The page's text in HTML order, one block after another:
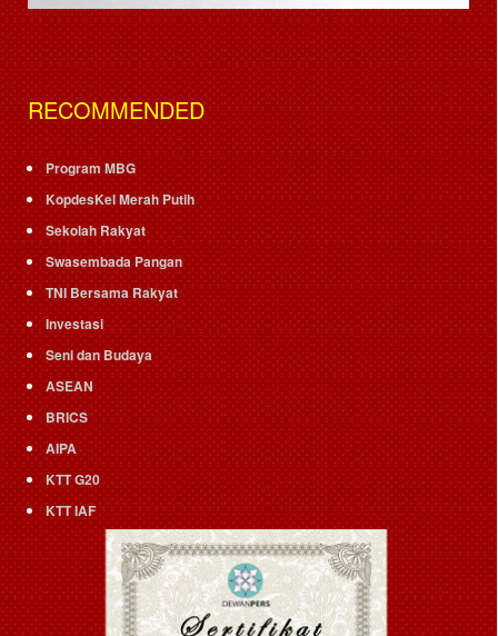
RECOMMENDED
Program MBG
KopdesKel Merah Putih
Sekolah Rakyat
Swasembada Pangan
TNI Bersama Rakyat
Investasi
Seni dan Budaya
ASEAN
BRICS
AIPA
KTT G20
KTT IAF